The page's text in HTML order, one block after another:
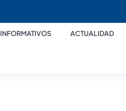
INFORMATIVOS ACTUALIDAD